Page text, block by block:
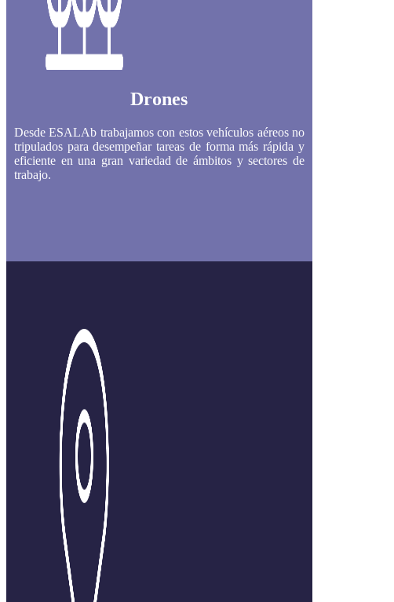
Drones
Desde ESALAb trabajamos con estos vehículos aéreos no
tripulados para desempeñar tareas de forma más rápida y
eficiente en una gran variedad de ámbitos y sectores de
trabajo.